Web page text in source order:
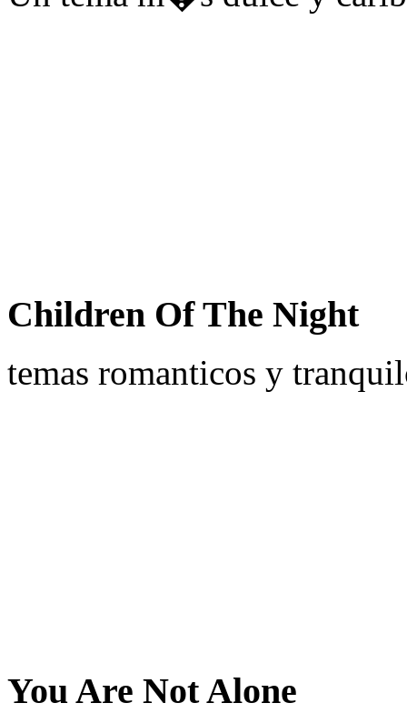
Children Of The Night
temas romanticos y
You Are Not Alone